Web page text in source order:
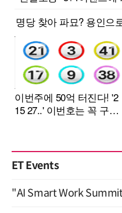
ET Events
"AI Smart Work